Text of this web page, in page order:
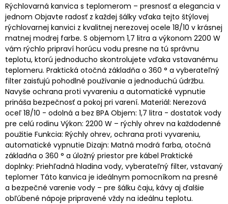
Rýchlovarná kanvica s teplomerom – presnosť a elegancia v
jednom Objavte radosť z každej šálky vďaka tejto štýlovej
rýchlovarnej kanvici z kvalitnej nerezovej ocele 18/10 v krásnej
matnej modrej farbe. S objemom 1,7 litra a výkonom 2200 W
vám rýchlo pripraví horúcu vodu presne na tú správnu
teplotu, ktorú jednoducho skontrolujete vďaka vstavanému
teplomeru. Praktická otočná základňa o 360 ° a vyberateľný
filter zaisťujú pohodlné používanie a jednoduchú údržbu.
Navyše ochrana proti vyvareniu a automatické vypnutie
prináša bezpečnosť a pokoj pri varení. Materiál: Nerezová
oceľ 18/10 - odolná a bez BPA Objem: 1,7 litra - dostatok vody
pre celú rodinu Výkon: 2200 W – rýchly ohrev na každodenné
použitie Funkcia: Rýchly ohrev, ochrana proti vyvareniu,
automatické vypnutie Dizajn: Matná modrá farba, otočná
základňa o 360 ° a úložný priestor pre kábel Praktické
doplnky: Priehľadná hladina vody, vyberateľný filter, vstavaný
teplomer Táto kanvica je ideálnym pomocníkom na presné
a bezpečné varenie vody – pre šálku čaju, kávy aj ďalšie
obľúbené nápoje pripravené vždy na ideálnu teplotu.